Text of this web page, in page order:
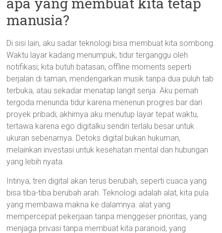
manusia?
Di sisi lain, aku sadar teknologi bisa membuat kita sombong.
Waktu layar kadang menumpuk, tidur terganggu oleh
notifikasi; kita butuh batasan, offline moments seperti
berjalan di taman, mendengarkan musik tanpa dua puluh tab
terbuka, atau sekadar menatap langit senja. Aku pernah
tergoda menunda tidur karena menenun progres bar dari
proyek pribadi; akhirnya aku menutup layar tepat waktu,
tertawa karena ego digitalku sendiri terlalu besar untuk
ukuran sebenarnya. Detoks digital bukan hukuman,
melainkan investasi untuk kesehatan mental dan hubungan
yang lebih nyata.
Intinya, tren digital akan terus berubah, seperti cuaca yang
bisa tiba-tiba berubah arah. Teknologi adalah alat, kita pula
yang membawa makna ke dalamnya: alat yang
mempercepat pekerjaan tanpa menggeser prioritas, yang
menjaga privasi tanpa membuat kita paranoid, yang